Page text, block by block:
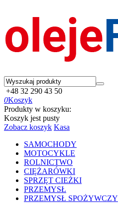
+48 32 290 43 50
0Koszyk
Produkty w koszyku:
Koszyk jest pusty
Zobacz koszyk Kasa
SAMOCHODY
MOTOCYKLE
ROLNICTWO
CIĘŻARÓWKI
SPRZĘT CIEŻKI
PRZEMYSŁ
PRZEMYSŁ SPOŻYWCZY